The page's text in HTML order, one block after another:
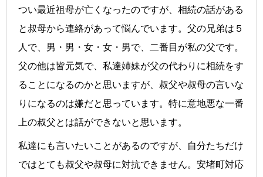
つい最近祖母が亡くなったのですが、相続の話がある
と叔母から連絡があって悩んでいます。父の兄弟は５
人で、男・男・女・女・男で、二番目が私の父です。
父の他は皆元気で、私達姉妹が父の代わりに相続をす
ることになるのかと思いますが、叔父や叔母の言いな
りになるのは嫌だと思っています。特に意地悪な一番
上の叔父とは話ができないと思います。
私達にも言いたいことがあるのですが、自分たちだけ
ではとても叔父や叔母に対抗できません。安堵町対応